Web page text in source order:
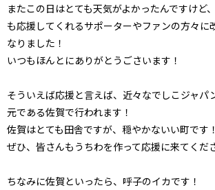
またこの日はとても天気がよかったんですけど
も応援してくれるサポーターやファンの方々に
なりました！
いつもほんとにありがとうごさいます！
そういえば応援と言えば、近々なでしこジャパ
元である佐賀で行われます！
佐賀はとても田舎ですが、穏やかないい町です！
ぜひ、皆さんもうちわを作って応援に来てくだ
ちなみに佐賀といったら、呼子のイカです！